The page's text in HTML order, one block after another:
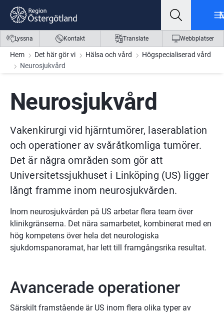
Gå till innehåll
Gå till meny
Gå till sidfot
Lyssna Kontakt Translate Webbplatser
Hem Det här gör vi Hälsa och vård
Högspecialiserad vård
Neurosjukvård
Neurosjukvård
Vakenkirurgi vid hjärntumörer, laserablation
och operationer av svåråtkomliga tumörer.
Det är några områden som gör att
Universitetssjukhuset i Linköping (US) ligger
långt framme inom neurosjukvården.
Inom neurosjukvården på US arbetar flera team över
klinikgränserna. Det nära samarbetet, kombinerat med en
hög kompetens över hela det neurologiska
sjukdomspanoramat, har lett till framgångsrika resultat.
Avancerade operationer
Särskilt framstående är US inom flera olika typer av